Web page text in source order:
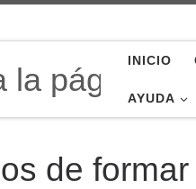
INICIO
AYUDA
de